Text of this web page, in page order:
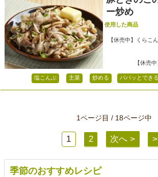
ー炒め
使用した商品
【休売中】くらこ
【休売
塩こんぶ 主菜 炒める パパッとできる
1ページ目 / 18ページ中
1 2 次へ >
季節のおすすめレシピ